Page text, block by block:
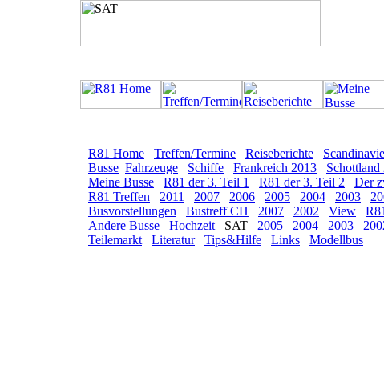
R81 Home Treffen/Termine Reiseberichte
Busse Fahrzeuge Schiffe Frankreich 2013 Schottland
Meine Busse
R81 der 3. Teil 1 R81 der 3. Teil 2 Der
R81 Treffen
2011 2007 2006 2005 2004 2003
Busvorstellungen
Bustreff CH 2007 2002 View R81
Andere Busse
Hochzeit SAT 2005 2004 2003
Teilemarkt
Literatur Tips&Hilfe Links Modellbus